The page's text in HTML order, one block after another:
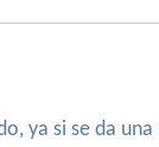
ya si se da